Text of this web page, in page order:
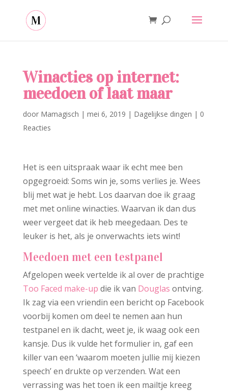
Winacties op internet:
meedoen of laat maar
door Mamagisch | mei 6, 2019 | Dagelijkse dingen | 0
Reacties
Het is een uitspraak waar ik echt mee ben
opgegroeid: Soms win je, soms verlies je. Wees
blij met wat je hebt. Los daarvan doe ik graag
met met online winacties. Waarvan ik dan dus
weer vergeet dat ik heb meegedaan. Des te
leuker is het, als je onverwachts iets wint!
Meedoen met een testpanel
Afgelopen week vertelde ik al over de prachtige
Too Faced make-up die ik van Douglas ontving.
Ik zag via een vriendin een bericht op Facebook
voorbij komen om deel te nemen aan hun
testpanel en ik dacht, weet je, ik waag ook een
kansje. Dus ik vulde het formulier in, gaf een
killer van een ‘waarom moeten jullie mij kiezen
speech’ en drukte op verzenden. Wat een
verrassing was het toen ik een mailtje kreeg